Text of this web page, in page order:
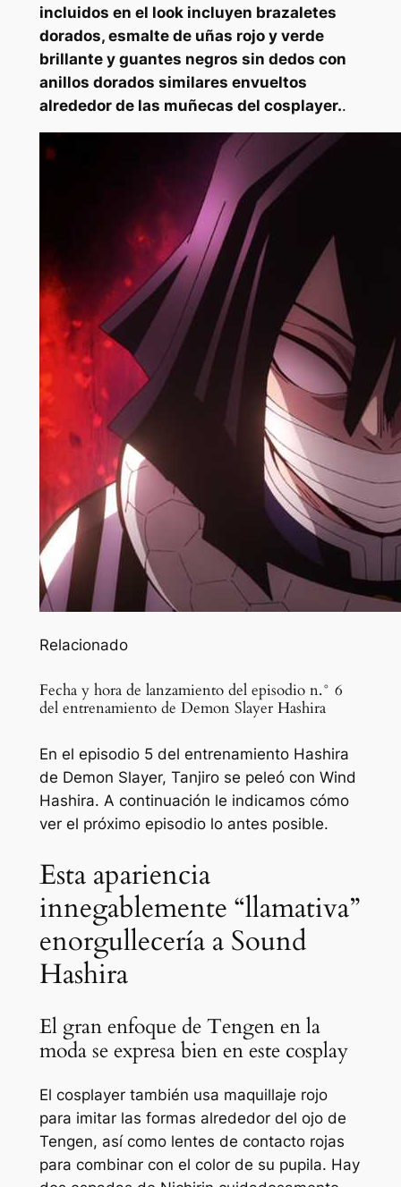
incluidos en el look incluyen brazaletes
dorados, esmalte de uñas rojo y verde
brillante y guantes negros sin dedos con
anillos dorados similares envueltos
alrededor de las muñecas del cosplayer..
Relacionado
Fecha y hora de lanzamiento del episodio n.° 6
del entrenamiento de Demon Slayer Hashira
En el episodio 5 del entrenamiento Hashira
de Demon Slayer, Tanjiro se peleó con Wind
Hashira. A continuación le indicamos cómo
ver el próximo episodio lo antes posible.
Esta apariencia
innegablemente “llamativa”
enorgullecería a Sound
Hashira
El gran enfoque de Tengen en la
moda se expresa bien en este cosplay
El cosplayer también usa maquillaje rojo
para imitar las formas alrededor del ojo de
Tengen, así como lentes de contacto rojas
para combinar con el color de su pupila. Hay